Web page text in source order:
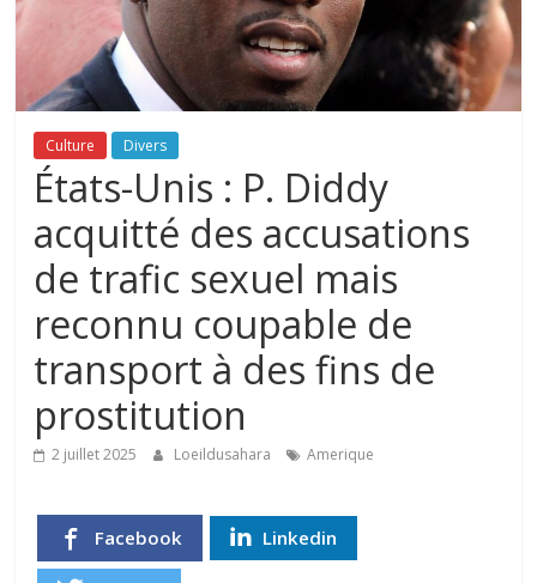
Culture Divers
États-Unis : P. Diddy
acquitté des accusations
de trafic sexuel mais
reconnu coupable de
transport à des fins de
prostitution
2 juillet 2025 Loeildusahara Amerique
Facebook Linkedin